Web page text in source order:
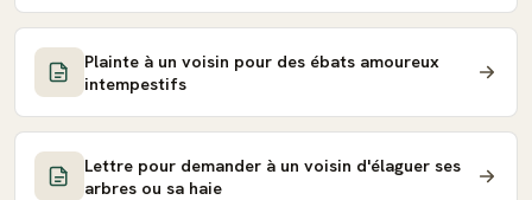
Plainte à un voisin pour des ébats amoureux
intempestifs
Lettre pour demander à un voisin d'élaguer ses
arbres ou sa haie